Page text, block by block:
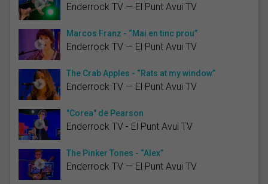
Enderrock TV — El Punt Avui TV
Marcos Franz - “Mai en tinc prou”
Enderrock TV — El Punt Avui TV
The Crab Apples - “Rats at my window”
Enderrock TV — El Punt Avui TV
"Corea" de Pearson
Enderrock TV - El Punt Avui TV
The Pinker Tones - “Alex”
Enderrock TV — El Punt Avui TV